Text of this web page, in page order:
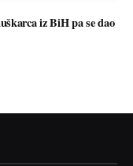
iz BiH pa se dao